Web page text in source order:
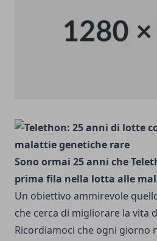
Sono ormai 25 anni che
prima fila nella lotta alle
Un obiettivo ammirevole
che cerca di migliorare la vita
Ricordiamoci che ogni giorno